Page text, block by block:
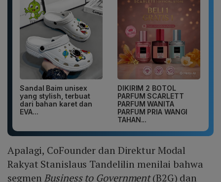
Sandal Baim unisex
yang stylish, terbuat
dari bahan karet dan
EVA...
DIKIRIM 2 BOTOL
PARFUM SCARLETT
PARFUM WANITA
PARFUM PRIA WANGI
TAHAN...
Apalagi, CoFounder dan Direktur Modal
Rakyat Stanislaus Tandelilin menilai bahwa
segmen Business to Government(B2G) dan